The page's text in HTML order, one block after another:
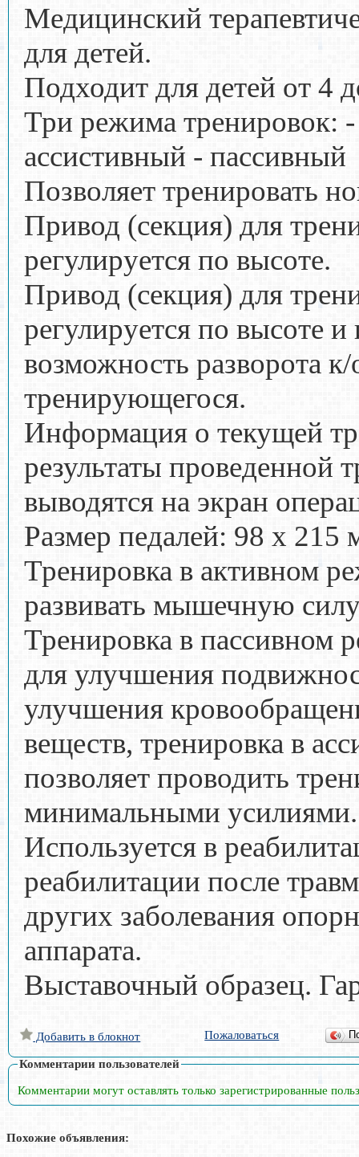
Медицинский
для детей.
Подходит для детей от 4
Три режима тренировок:
ассистивный - пассивный
Позволяет тренировать
Привод (секция) для
регулируется по высоте.
Привод (секция) для
регулируется по высоте и
возможность разворота к/
тренирующегося.
Информация о текущей
результаты проведенной
выводятся на экран
Размер педалей: 98 х 215
Тренировка в активном
развивать мышечную
Тренировка в пассивном
для улучшения
улучшения
веществ, тренировка в
позволяет проводить
минимальными
Используется в
реабилитации после
других заболевания
аппарата.
Выставочный образец.
Добавить в блокнот Пожаловаться
Комментарии пользователей
Комментарии могут оставлять только зарегистрированные
Похожие объявления: